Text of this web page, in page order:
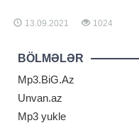
Malinovskaya koronavirusun
gözlənilməz səbəbləri barədə
sözlərinə görə, insanın psixoloji
vəziyyətinin immun sistemə
13.09.2021 1024
BÖLMƏLƏR
Mp3.BiG.Az
Unvan.az
Mp3 yukle